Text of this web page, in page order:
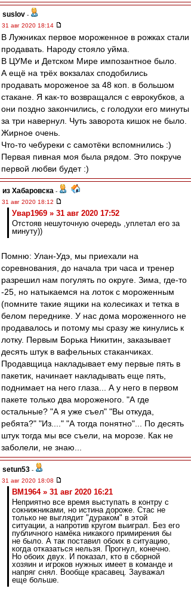
suslov -
31 авг 2020 18:14
В Лужниках первое мороженное в рожках стали
продавать. Народу стояло уйма.
В ЦУМе и Детском Мире импозантное было.
А ещё на трёх вокзалах сподобились
продавать мороженое за 48 коп. в большом
стакане. Я как-то возвращался с еврокубков, а
они поздно закончились, с голодухи его минуты
за три навернул. Чуть заворота кишок не было.
Жирное очень.
Что-то чебуреки с самотёки вспомнились :)
Первая пивная моя была рядом. Это покруче
первой любви будет :)
из Хабаровска -
31 авг 2020 18:12
Увар1969 » 31 авг 2020 17:52
Отстояв нешуточную очередь ,уплетал его за
минуту))
Помню: Улан-Удэ, мы приехали на
соревнования, до начала три часа и тренер
разрешил нам погулять по округе. Зима, где-то
-25, но натыкаемся на лоток с мороженным
(помните такие ящики на колесиках и тетка в
белом переднике. У нас дома мороженного не
продавалось и потому мы сразу же кинулись к
лотку. Первым Борька Никитин, заказывает
десять штук в вафельных стаканчиках.
Продавщица накладывает ему первые пять в
пакетик, начинает накладывать еще пять,
поднимает на него глаза... А у него в первом
пакете только два мороженого. "А где
остальные? "А я уже съел" "Вы откуда,
ребята?" "Из...." "А тогда понятно"... По десять
штук тогда мы все съели, на морозе. Как не
заболели, не знаю...
setun53 -
31 авг 2020 18:08
BM1964 » 31 авг 2020 16:21
Неприятно все время выступать в контру с
сокнижниками, но истина дороже. Стас не
только не выглядит "дураком" в этой
ситуации, а напротив кругом выиграл. Без его
публичного намёка никакого примирения бы
не было. А так поставил обоих в ситуацию,
когда отказаться нельзя. Прогнул, конечно.
Но обоих двух. И показал, кто в сборной
хозяин и игроков нужных имеет в команде и
напряг снял. Вообще красавец. Зауважал
еще больше.